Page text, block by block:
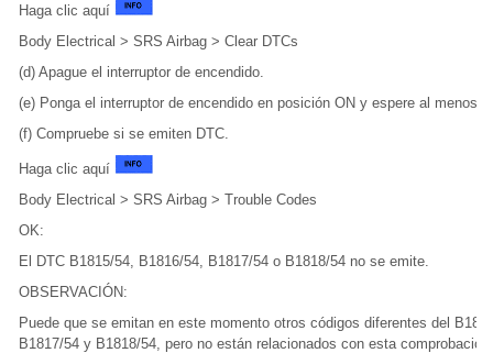
Haga clic aquí
Body Electrical > SRS Airbag > Clear DTCs
(d) Apague el interruptor de encendido.
(e) Ponga el interruptor de encendido en posición ON y espere al menos
(f) Compruebe si se emiten DTC.
Haga clic aquí
Body Electrical > SRS Airbag > Trouble Codes
OK:
El DTC B1815/54, B1816/54, B1817/54 o B1818/54 no se emite.
OBSERVACIÓN:
Puede que se emitan en este momento otros códigos diferentes del
B1817/54 y B1818/54, pero no están relacionados con esta comprobación.